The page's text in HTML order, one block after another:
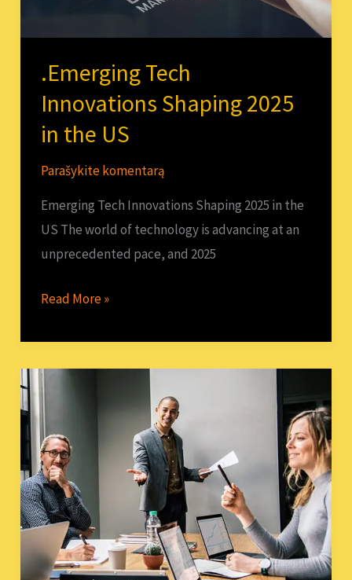
.Emerging Tech
Innovations Shaping 2025
in the US
Parašykite komentarą
Emerging Tech Innovations Shaping 2025 in the
US The world of technology is advancing at an
unprecedented pace, and 2025
Read More »
Karjeros
Galimybės
Vilniuje
2025
metais